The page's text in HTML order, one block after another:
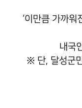
‘이만큼 가까워
내국
※ 단, 달성군